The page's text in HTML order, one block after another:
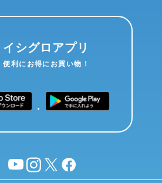
イシグロアプリ
便利にお得にお買い物！
YouTubeinstagram
X facebook